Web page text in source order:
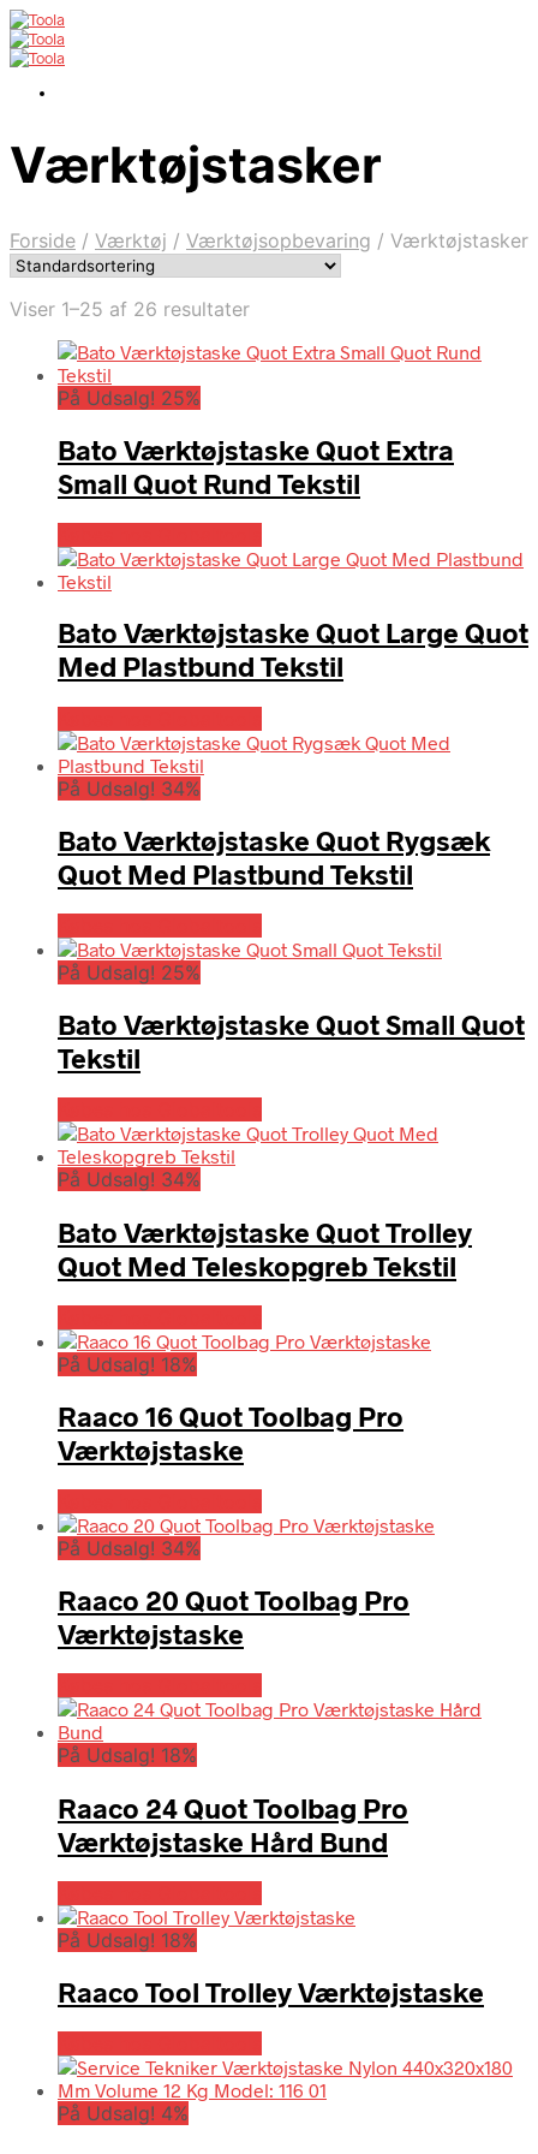
Værktøjstasker
Forside / Værktøj / Værktøjsopbevaring / Værktøjstasker
Viser 1–25 af 26 resultater
På Udsalg! 25%
Bato Værktøjstaske Quot Extra
Small Quot Rund Tekstil
Bato Værktøjstaske Quot Large Quot
Med Plastbund Tekstil
På Udsalg! 34%
Bato Værktøjstaske Quot Rygsæk
Quot Med Plastbund Tekstil
På Udsalg! 25%
Bato Værktøjstaske Quot Small Quot
Tekstil
På Udsalg! 34%
Bato Værktøjstaske Quot Trolley
Quot Med Teleskopgreb Tekstil
På Udsalg! 18%
Raaco 16 Quot Toolbag Pro
Værktøjstaske
På Udsalg! 34%
Raaco 20 Quot Toolbag Pro
Værktøjstaske
På Udsalg! 18%
Raaco 24 Quot Toolbag Pro
Værktøjstaske Hård Bund
På Udsalg! 18%
Raaco Tool Trolley Værktøjstaske
På Udsalg! 4%